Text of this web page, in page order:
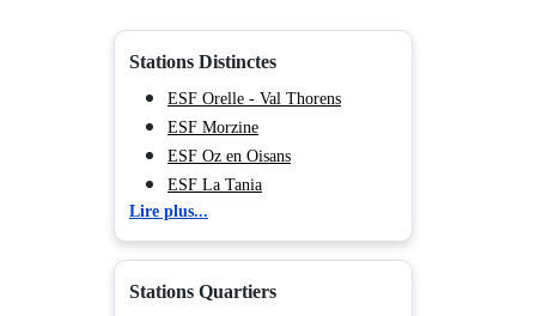
Stations Distinctes
ESF Orelle - Val Thorens
ESF Morzine
ESF Oz en Oisans
ESF La Tania
ESF Saint François Longchamp
ESF Chamrousse
ESF Saint Jean d'Arves
Lire plus...
Stations Quartiers